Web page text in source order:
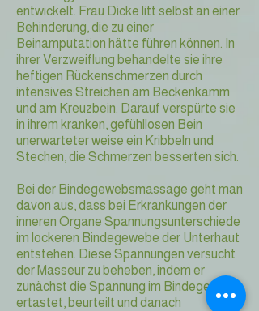
entwickelt. Frau Dicke litt selbst an einer
Behinderung, die zu einer
Beinamputation hätte führen können. In
ihrer Verzweiflung behandelte sie ihre
heftigen Rückenschmerzen durch
intensives Streichen am Beckenkamm
und am Kreuzbein. Darauf verspürte sie
in ihrem kranken, gefühllosen Bein
unerwarteter weise ein Kribbeln und
Stechen, die Schmerzen besserten sich.
Bei der Bindegewebsmassage geht man
davon aus, dass bei Erkrankungen der
inneren Organe Spannungsunterschiede
im lockeren Bindegewebe der Unterhaut
entstehen. Diese Spannungen versucht
der Masseur zu beheben, indem er
zunächst die Spannung im Bindegewebe
ertastet, beurteilt und danach